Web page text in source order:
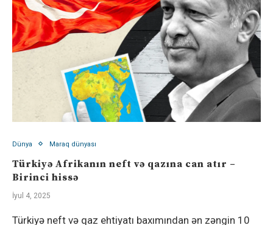
Dünya Maraq dünyası
Türkiyə Afrikanın neft və qazına can atır –
Birinci hissə
İyul 4, 2025
Türkiyə neft və qaz ehtiyatı baxımından ən zəngin 10